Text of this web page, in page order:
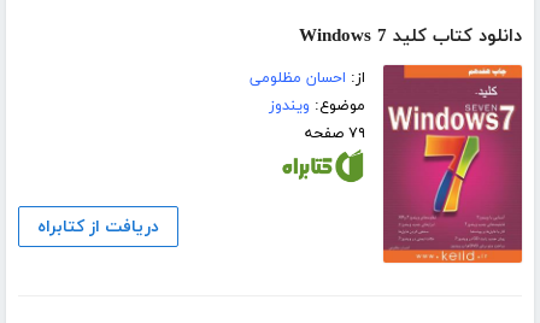
دانلود کتاب کلید Windows 7
از: احسان مظلومی
موضوع: ویندوز
۷۹ صفحه
دریافت از کتابراه